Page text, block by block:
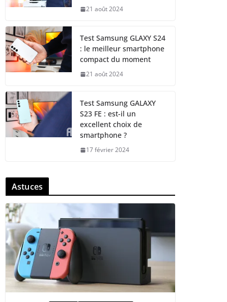
21 août 2024
Test Samsung GLAXY S24
: le meilleur smartphone
compact du moment
21 août 2024
Test Samsung GALAXY
S23 FE : est-il un
excellent choix de
smartphone ?
17 février 2024
Astuces